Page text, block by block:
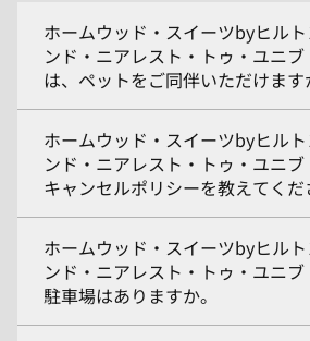
ホームウッド・スイーツbyヒル
ンド・ニアレスト・トゥ・ユニ
は、ペットをご同伴いただけます
ホームウッド・スイーツbyヒル
ンド・ニアレスト・トゥ・ユニ
キャンセルポリシーを教えてくだ
ホームウッド・スイーツbyヒル
ンド・ニアレスト・トゥ・ユニ
駐車場はありますか。